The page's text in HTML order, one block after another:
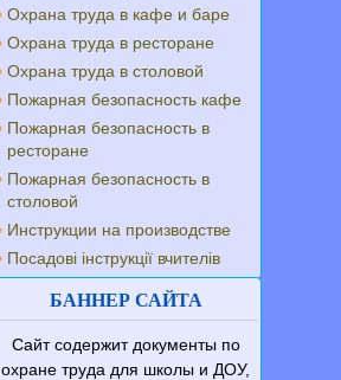
Охрана труда в кафе и баре
Охрана труда в ресторане
Охрана труда в столовой
Пожарная безопасность кафе
Пожарная безопасность в
ресторане
Пожарная безопасность в
столовой
Инструкции на производстве
Посадові інструкції вчителів
БАННЕР САЙТА
Сайт содержит документы по
охране труда для школы и ДОУ,